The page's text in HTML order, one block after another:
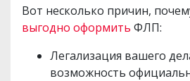
Вот несколько причин,
выгодно оформить ФЛП:
Легализация вашего
возможность